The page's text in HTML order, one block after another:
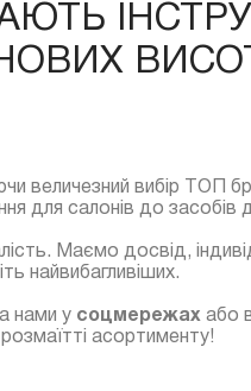
величезний вибір ТОП
для салонів до засобів
Маємо досвід,
найвибагливіших.
нами у соцмережах або
асортименту!